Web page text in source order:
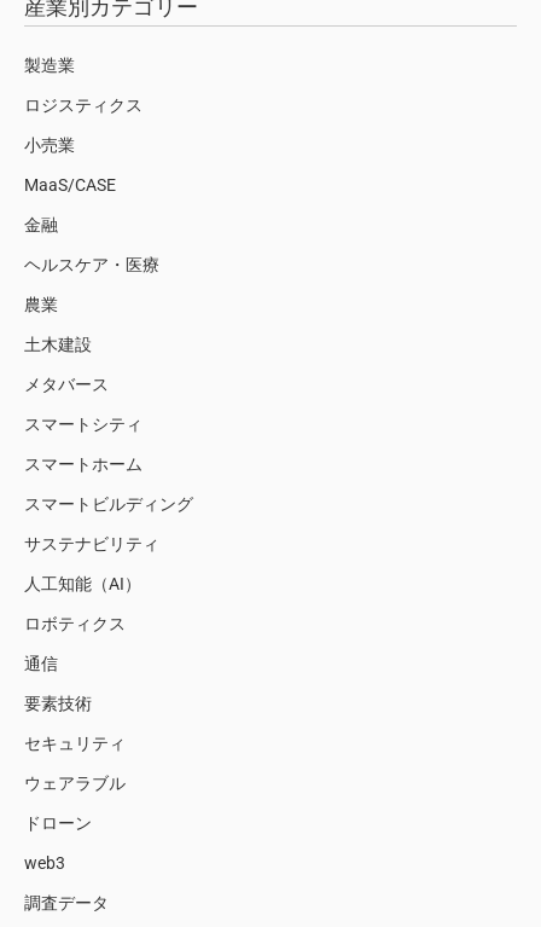
産業別カテゴリー
製造業
ロジスティクス
小売業
MaaS/CASE
金融
ヘルスケア・医療
農業
土木建設
メタバース
スマートシティ
スマートホーム
スマートビルディング
サステナビリティ
人工知能（AI）
ロボティクス
通信
要素技術
セキュリティ
ウェアラブル
ドローン
web3
調査データ